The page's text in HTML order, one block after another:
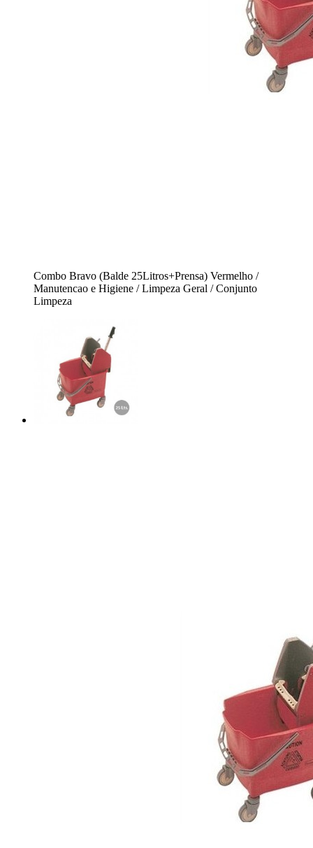
Combo Bravo (Balde 25Litros+Prensa) Vermelho /
Manutencao e Higiene / Limpeza Geral / Conjunto
Limpeza